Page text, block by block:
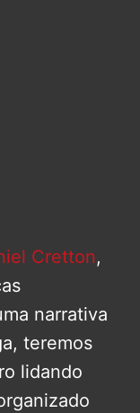
Cretton,
narrativa
teremos
lidando